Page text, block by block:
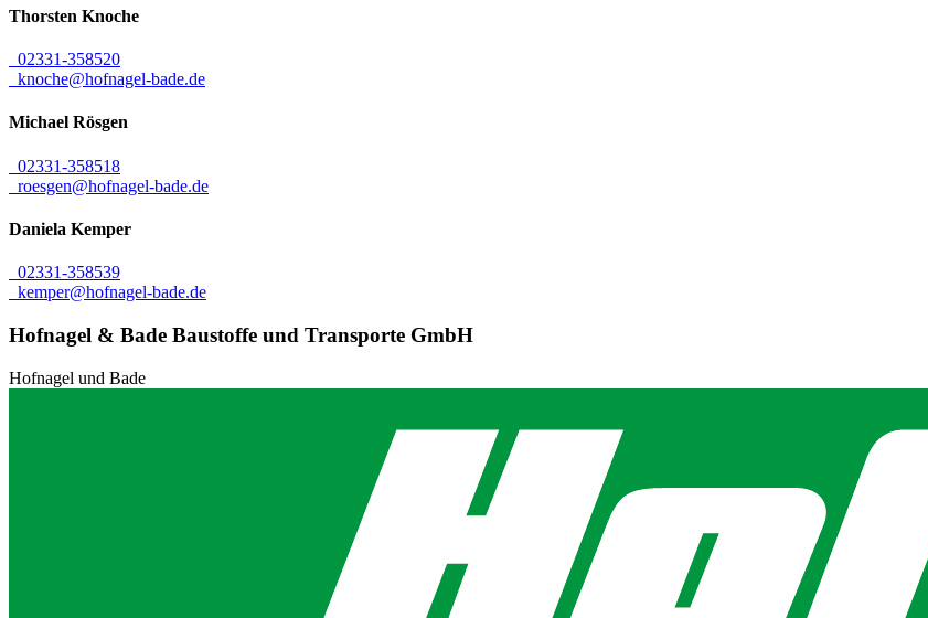
Thorsten Knoche
02331-358520
knoche@hofnagel-bade.de
Michael Rösgen
02331-358518
roesgen@hofnagel-bade.de
Daniela Kemper
02331-358539
kemper@hofnagel-bade.de
Hofnagel & Bade Baustoffe und Transporte GmbH
Hofnagel und Bade